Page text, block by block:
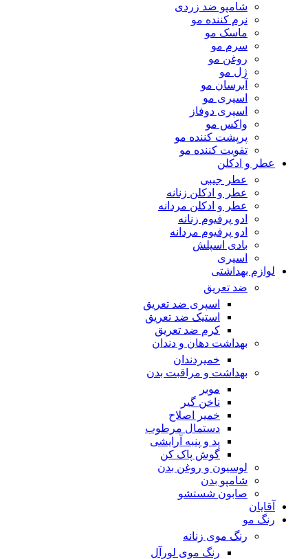
شامپو ضد زردی
نرم کننده مو
ماسک مو
سرم مو
روغن مو
ژل مو
آبرسان مو
اسپری مو
اسپری دوفاز
واکس مو
پرپشت کننده مو
تقویت کننده مو
عطر و ادکلن
عطر جیبی
عطر و ادکلن زنانه
عطر و ادکلن مردانه
ادو پرفیوم زنانه
ادو پرفیوم مردانه
بادی اسپلش
اسپری
لوازم بهداشتی
ضد تعریق
اسپری ضد تعریق
استیک ضد تعریق
کرم ضد تعریق
بهداشت دهان و دندان
خمیردندان
بهداشت و مراقبت بدن
موبر
ناخن گیر
خمیر اصلاح
دستمال مرطوب
پد و پنبه آرایشی
گوش پاک کن
لوسیون و روغن بدن
شامپو بدن
صابون شستشو
آقایان
رنگ مو
رنگ موی زنانه
رنگ موی لورآل